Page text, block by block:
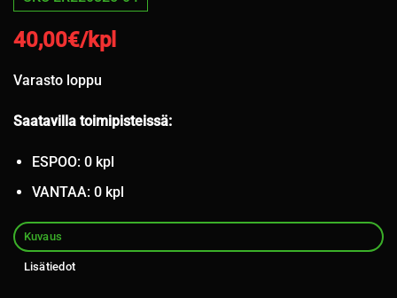
40,00€/kpl
Varasto loppu
Saatavilla toimipisteissä:
ESPOO: 0 kpl
VANTAA: 0 kpl
Kuvaus
Lisätiedot